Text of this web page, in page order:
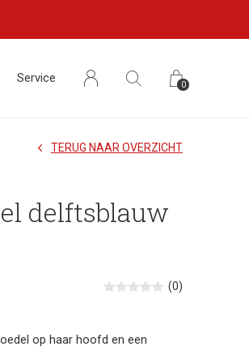
Service 0
delftsblauw
TERUG NAAR OVERZICHT
(0)
op haar hoofd en een